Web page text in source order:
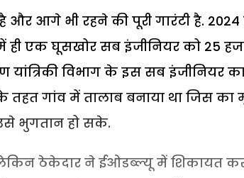
और आगे भी रहने की पूरी गारंटी है.
ही एक घूसखोर सब इंजीनियर को 25
यांत्रिकी विभाग के इस सब इंजीनियर
गांव में तालाब बनाया था जिस
भुगतान हो सके.
ठेकेदार ने ईओडब्ल्यू में शिकायत कर